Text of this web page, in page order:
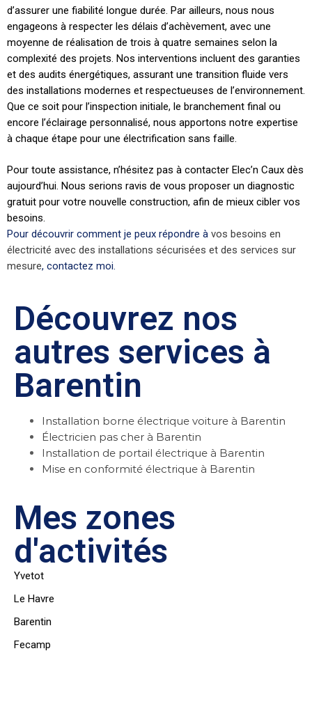
d’assurer une fiabilité longue durée. Par ailleurs, nous nous
engageons à respecter les délais d’achèvement, avec une
moyenne de réalisation de trois à quatre semaines selon la
complexité des projets. Nos interventions incluent des garanties
et des audits énergétiques, assurant une transition fluide vers
des installations modernes et respectueuses de l’environnement.
Que ce soit pour l’inspection initiale, le branchement final ou
encore l’éclairage personnalisé, nous apportons notre expertise
à chaque étape pour une électrification sans faille.
Pour toute assistance, n’hésitez pas à contacter Elec’n Caux dès
aujourd’hui. Nous serions ravis de vous proposer un diagnostic
gratuit pour votre nouvelle construction, afin de mieux cibler vos
besoins.
Pour découvrir comment je peux répondre à vos besoins en
électricité avec des installations sécurisées et des services sur
mesure, contactez moi.
Découvrez nos
autres services à
Barentin
Installation borne électrique voiture à Barentin
Électricien pas cher à Barentin
Installation de portail électrique à Barentin
Mise en conformité électrique à Barentin
Mes zones
d'activités
Yvetot
Le Havre
Barentin
Fecamp